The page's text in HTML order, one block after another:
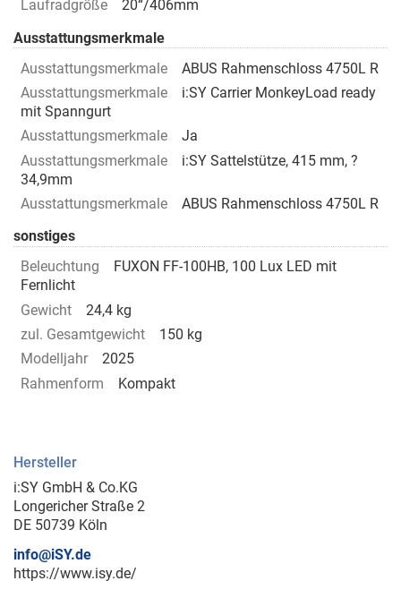
Laufradgröße
20“/406mm
Ausstattungsmerkmale
Ausstattungsmerkmale
ABUS Rahmenschloss 4750L R
Ausstattungsmerkmale
i:SY Carrier MonkeyLoad ready
mit Spanngurt
Ausstattungsmerkmale
Ja
Ausstattungsmerkmale
i:SY Sattelstütze, 415 mm, ?
34,9mm
Ausstattungsmerkmale
ABUS Rahmenschloss 4750L R
sonstiges
Beleuchtung
FUXON FF-100HB, 100 Lux LED mit
Fernlicht
Gewicht
24,4 kg
zul. Gesamtgewicht
150 kg
Modelljahr
2025
Rahmenform
Kompakt
Hersteller
i:SY GmbH & Co.KG
Longericher Straße 2
DE 50739 Köln
info@iSY.de
https://www.isy.de/